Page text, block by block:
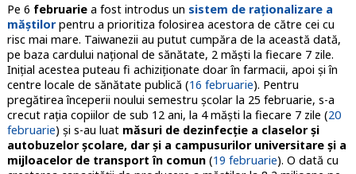
Pe 6 februariea fost introdus un sistem de raționalizare a
măștilor pentru a prioritiza folosirea acestora de către cei cu
risc mai mare. Taiwanezii au putut cumpăra de la această dată,
pe baza cardului național de sănătate, 2 măști la fiecare 7 zile.
Inițial acestea puteau fi achiziționate doar în farmacii, apoi și în
centre locale de sănătate publică (16 februarie). Pentru
pregătirea începerii noului semestru școlar la 25 februarie, s-a
crecut rația copiilor de sub 12 ani, la 4 măști la fiecare 7 zile (20
februarie) și s-au luat măsuri de dezinfecție a claselor și
autobuzelor școlare, dar și a campusurilor universitare și a
mijloacelor de transport în comun(19 februarie). O dată cu